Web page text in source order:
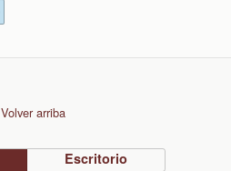
Volver arriba
Escritorio